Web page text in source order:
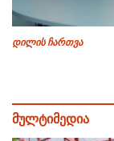
დილის ჩართვა
მულტიმედია